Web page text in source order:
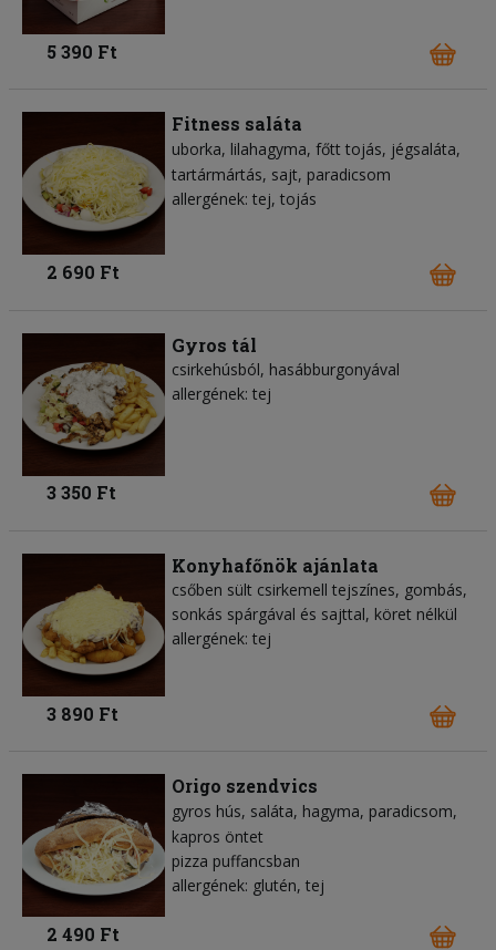
5 390 Ft
Fitness saláta
uborka lilahagyma főtt tojás jégsaláta
tartármártás sajt paradicsom
allergének: tej, tojás
2 690 Ft
Gyros tál
csirkehúsból, hasábburgonyával
allergének: tej
3 350 Ft
Konyhafőnök ajánlata
csőben sült csirkemell tejszínes, gombás,
sonkás spárgával és sajttal, köret nélkül
allergének: tej
3 890 Ft
Origo szendvics
gyros hús saláta hagyma paradicsom
kapros öntet
pizza puffancsban
allergének: glutén, tej
2 490 Ft